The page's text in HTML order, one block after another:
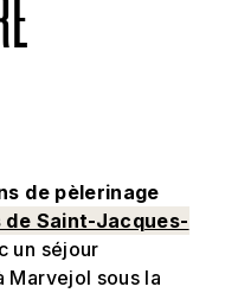
de pèlerinage
de Saint-Jacques-
un séjour
Marvejol sous la